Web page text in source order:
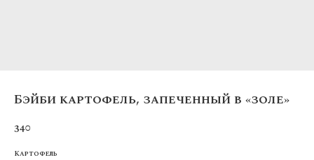
Бэйби картофель, запеченный в «золе»
340
Картофель